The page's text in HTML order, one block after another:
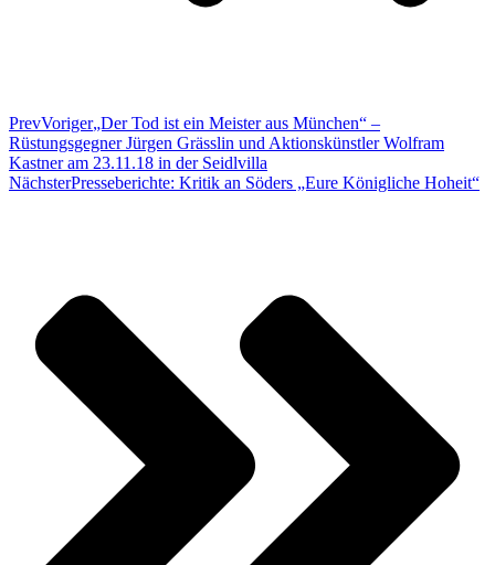
PrevVoriger„Der Tod ist ein Meister aus München“ –
Rüstungsgegner Jürgen Grässlin und Aktionskünstler Wolfram
Kastner am 23.11.18 in der Seidlvilla
NächsterPresseberichte: Kritik an Söders „Eure Königliche Hoheit“